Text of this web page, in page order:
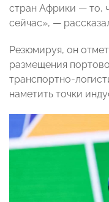
стран Африки — то,
сейчас», —
Резюмируя, он
размещения
транспортно-
наметить точки